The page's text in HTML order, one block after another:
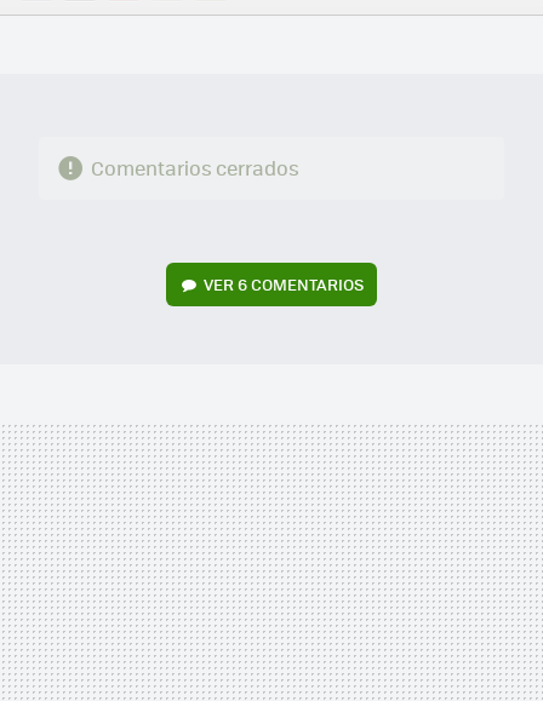
FACEBOOK
TWITTERFLIPBOARD
E-
WHATSAPP
Comentarios cerrados
VER 6 COMENTARIOS